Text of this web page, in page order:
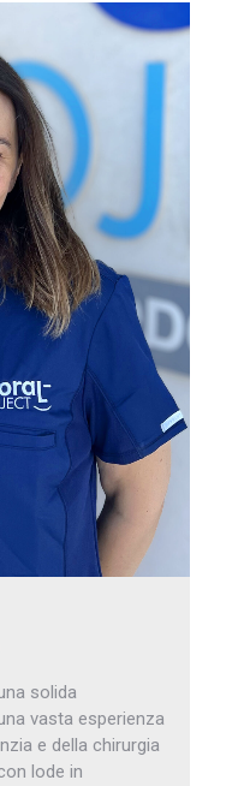
solida
vasta esperienza
e della chirurgia
lode in